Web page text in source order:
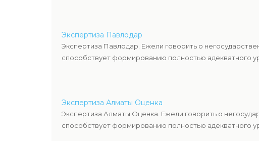
Экспертиза Павлодар
Экспертиза Павлодар. Ежели говорить о
способствует формированию полностью адекватного
Экспертиза Алматы Оценка
Экспертиза Алматы Оценка. Ежели говорить о
способствует формированию полностью адекватного